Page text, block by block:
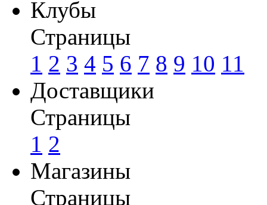
Клубы
Страницы
1 2 3 4 5 6 7 8 9 10 11
Доставщики
Страницы
1 2
Магазины
Страницы